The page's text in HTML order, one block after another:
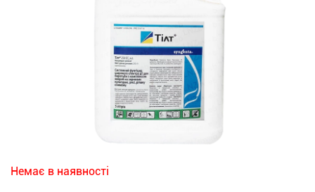
Немає в наявності